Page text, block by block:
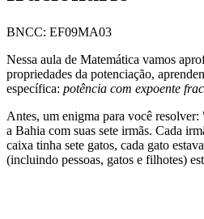
BNCC: EF09MA03
Nessa aula de Matemática vamos
propriedades da potenciação,
específica: potência com expoente
Antes, um enigma para você
a Bahia com suas sete irmãs. Cada
caixa tinha sete gatos, cada gato
(incluindo pessoas, gatos e filhotes)